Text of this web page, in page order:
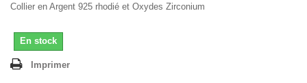
Collier en Argent 925 rhodié et Oxydes Zirconium
En stock
Imprimer